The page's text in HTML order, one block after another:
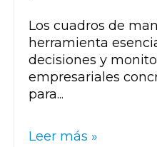
Los cuadros de
herramienta
decisiones y
empresariales
para...
Leer más »